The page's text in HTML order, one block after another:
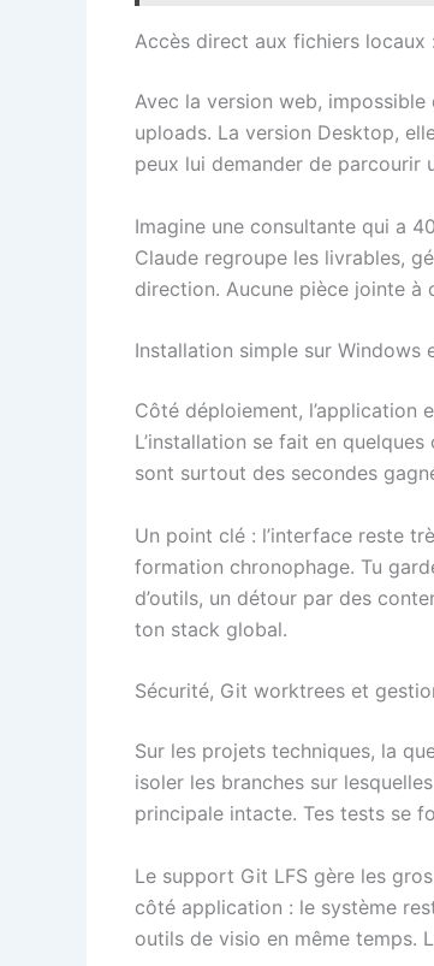
Accès direct aux fichiers locaux
Avec la version web,
uploads. La version Desktop,
peux lui demander de parcourir
Imagine une consultante qui a
Claude regroupe les livrables,
direction. Aucune pièce jointe à
Installation simple sur
Côté déploiement, l’application
L’installation se fait en
sont surtout des secondes
Un point clé : l’interface reste
formation chronophage. Tu
d’outils, un détour par des
ton stack global.
Sécurité, Git worktrees et
Sur les projets techniques, la
isoler les branches sur
principale intacte. Tes tests se
Le support Git LFS gère les
côté application : le système
outils de visio en même temps.